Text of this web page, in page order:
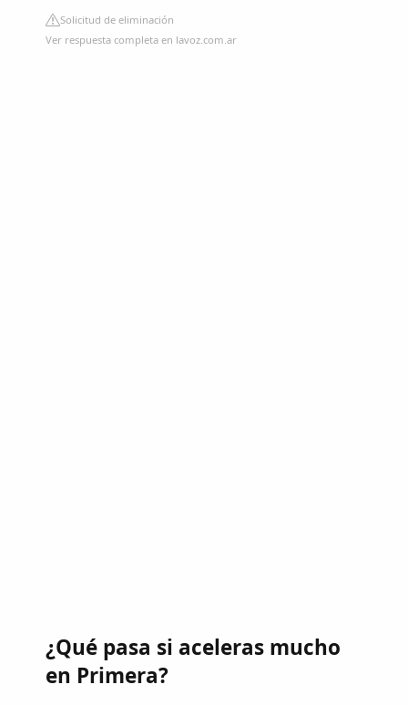
Solicitud de eliminación
Ver respuesta completa en lavoz.com.ar
¿Qué pasa si aceleras mucho
en Primera?